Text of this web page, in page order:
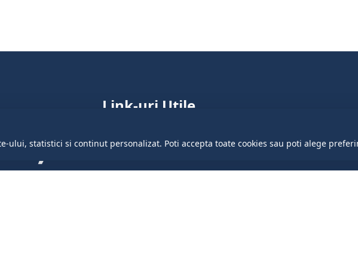
Link-uri Utile
ului, statistici si continut personalizat. Poti accepta toate cookies sau poti alege